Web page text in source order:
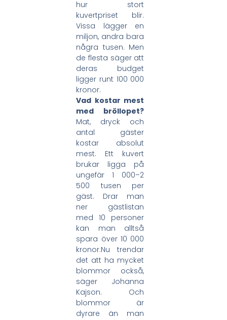
hur stort
kuvertpriset blir.
Vissa lägger en
miljon, andra bara
några tusen. Men
de flesta säger att
deras budget
ligger runt 100 000
kronor.
Vad kostar mest
med bröllopet?
Mat, dryck och
antal gäster
kostar absolut
mest. Ett kuvert
brukar ligga på
ungefär 1 000–2
500 tusen per
gäst. Drar man
ner gästlistan
med 10 personer
kan man alltså
spara över 10 000
kronor.Nu trendar
det att ha mycket
blommor också,
säger Johanna
Kajson. Och
blommor är
dyrare än man